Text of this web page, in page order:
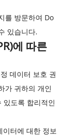
를 방문하여 Do
있습니다.
에 따른
데이터 보호 권
가 귀하의 개인
있도록 합리적인
터에 대한 정보